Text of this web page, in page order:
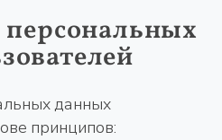
данных
принципов: